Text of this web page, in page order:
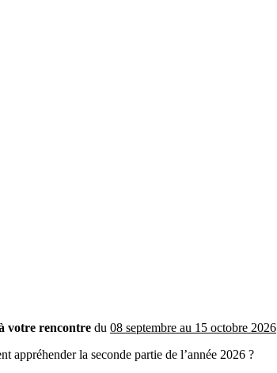
votre rencontre du 08 septembre au 15 octobre 2026
appréhender la seconde partie de l’année 2026 ?